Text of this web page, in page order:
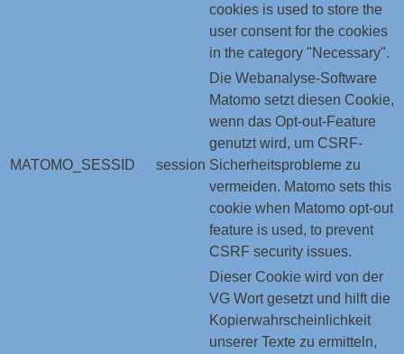
cookies is used to store the
user consent for the cookies
in the category "Necessary".
MATOMO_SESSID session
Die Webanalyse-Software
Matomo setzt diesen Cookie,
wenn das Opt-out-Feature
genutzt wird, um CSRF-
Sicherheitsprobleme zu
vermeiden. Matomo sets this
cookie when Matomo opt-out
feature is used, to prevent
CSRF security issues.
Dieser Cookie wird von der
VG Wort gesetzt und hilft die
Kopierwahrscheinlichkeit
unserer Texte zu ermitteln,